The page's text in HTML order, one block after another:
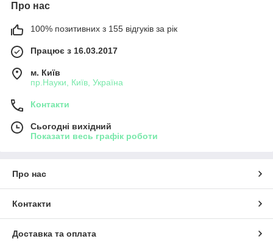
Про нас
100% позитивних з 155 відгуків за рік
Працює з 16.03.2017
м. Київ
пр.Науки, Київ, Україна
Контакти
Сьогодні вихідний
Показати весь графік роботи
Про нас
Контакти
Доставка та оплата